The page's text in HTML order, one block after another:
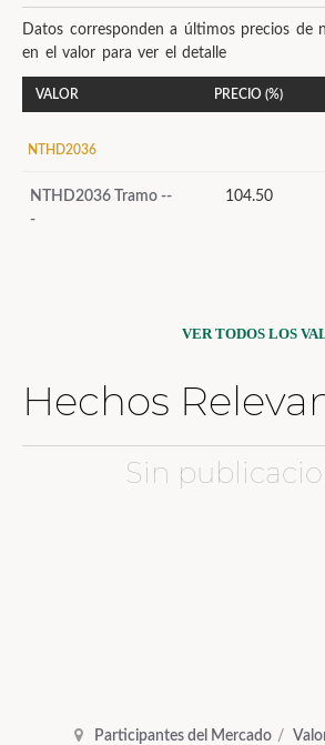
Datos corresponden a últimos precios de
en el valor para ver el detalle
VALOR PRECIO (%)
NTHD2036
NTHD2036 Tramo --
-
104.50
VER TODOS LOS
Hechos
Sin
Participantes del Mercado